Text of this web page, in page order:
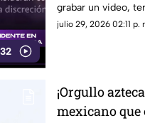
grabar un video,
dolor.
julio 29, 2026 02:11 p.
¡Orgullo
mexicano que